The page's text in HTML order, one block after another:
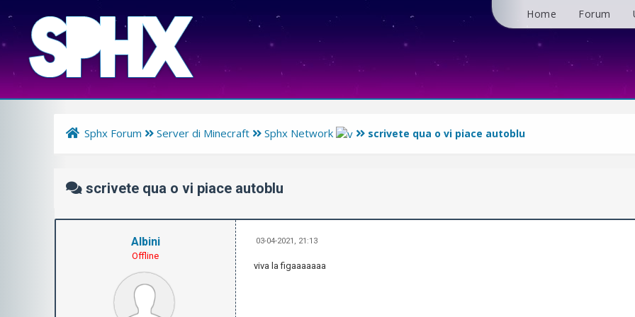
Home Forum
Sphx Forum Server di Minecraft Sphx Network scrivete qua o vi piace autoblu
scrivete qua o vi piace autoblu
Albini
Offline
03-04-2021, 21:13
viva la figaaaaaaa